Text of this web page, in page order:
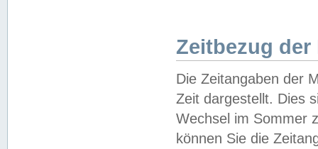
Zeitbezug der
Die Zeitangaben der
Zeit dargestellt. Dies
Wechsel im Sommer
können Sie die